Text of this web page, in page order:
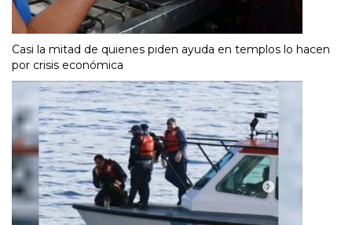
Casi la mitad de quienes piden ayuda en templos lo hacen
por crisis económica